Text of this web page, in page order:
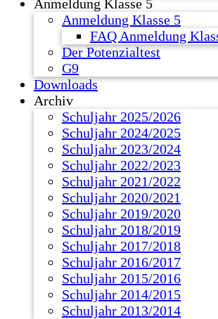
Anmeldung Klasse 5
Anmeldung Klasse 5
FAQ Anmeldung
Der Potenzialtest
G9
Downloads
Archiv
Schuljahr 2025/2026
Schuljahr 2024/2025
Schuljahr 2023/2024
Schuljahr 2022/2023
Schuljahr 2021/2022
Schuljahr 2020/2021
Schuljahr 2019/2020
Schuljahr 2018/2019
Schuljahr 2017/2018
Schuljahr 2016/2017
Schuljahr 2015/2016
Schuljahr 2014/2015
Schuljahr 2013/2014